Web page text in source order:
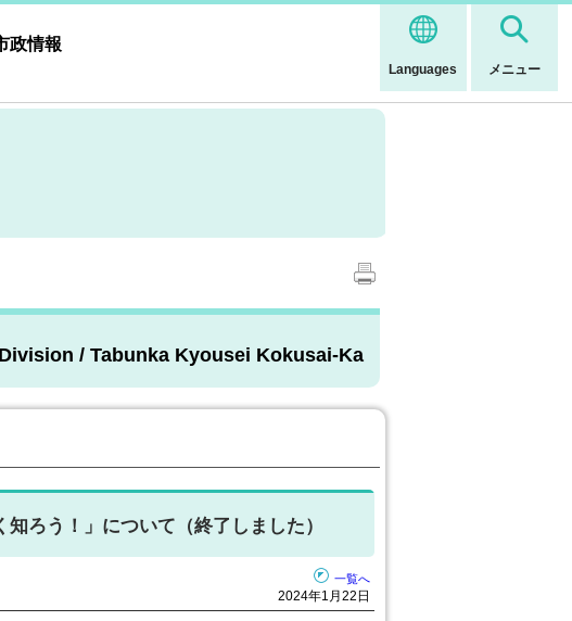
Languages メニュー
政情報
/ Tabunka Kyousei Kokusai-Ka
ろう！」について（終了しました）
一覧へ
2024年1月22日